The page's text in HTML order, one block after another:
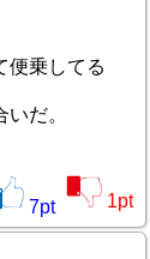
便乗してる
だ。
7pt 1pt